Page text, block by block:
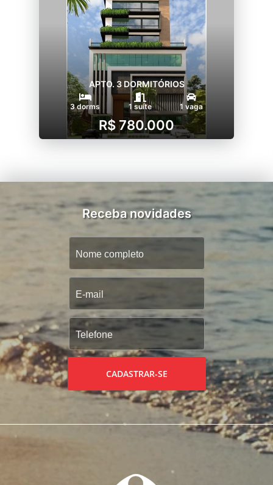
APTO. 3 DORMITÓRIOS
3 dorms 1 suíte 1 vaga
R$ 780.000
Receba novidades
CADASTRAR-SE